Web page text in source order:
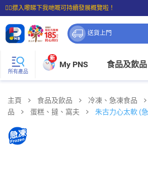
☝🏼㩒入嚟睇下我哋嘅可持續發展概覽啦！
⭐購物滿$399即享免費送貨；滿$100即可免費店取。
送貨上門
所有產品
新
My PNS 食品及飲品
主頁 食品及飲品 冷凍、急凍食品
品
蛋糕、撻、窩夫 朱古力心太軟 (